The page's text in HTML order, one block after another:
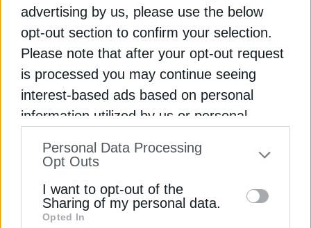
advertising by us, please use the below
opt-out section to confirm your selection.
Please note that after your opt-out request
is processed you may continue seeing
interest-based ads based on personal
information utilized by us or personal
to your opt-out. You may separately opt-out
information by third parties on the IAB’s list
of downstream participants. This
Personal Data Processing
Opt Outs
I want to opt-out of the
Sharing of my personal data.
Opted In
στους χρήστες του συστήματος. Τέταρτον, τόνισε
ότι απαιτείται συνδυασμός υποδομών και
εξασφαλισμένων ποσοτήτων φυσικού αερίου.
Όπως ανέφερε, δεν αρκεί ο Κάθετος Διάδρομος
να υπάρχει μόνο ως φυσική υποδομή· χρειάζονται
και δεσμευμένες πηγές προμήθειας LNG που θα
μπορούν να τροφοδοτούν σταθερά την περιοχή,
την αντικατάσταση του ρωσικού αερίου.
Πάντως, στο ίδιο συνέδριο, ο αναπληρωτής
επικεφαλής της Πρεσβείας των ΗΠΑ στην Αθήνα,
Εγγραφή στο Newsletter